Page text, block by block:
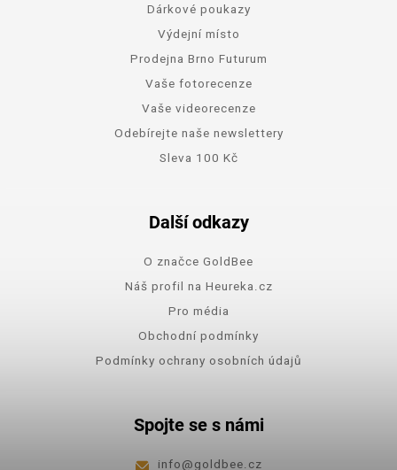
Dárkové poukazy
Výdejní místo
Prodejna Brno Futurum
Vaše fotorecenze
Vaše videorecenze
Odebírejte naše newslettery
Sleva 100 Kč
Další odkazy
O značce GoldBee
Náš profil na Heureka.cz
Pro média
Obchodní podmínky
Podmínky ochrany osobních údajů
Spojte se s námi
info@goldbee.cz